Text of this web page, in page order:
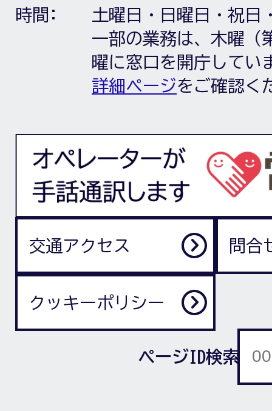
時間:
土曜日・日曜日・祝日
一部の業務は、木曜（
曜に窓口を開庁してい
詳細ページをご確認く
交通アクセス 問合
クッキーポリシー
ページID検索